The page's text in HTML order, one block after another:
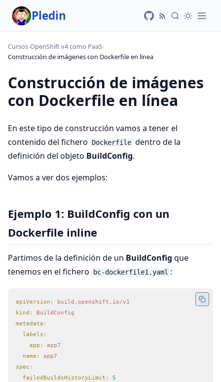
Pledin
Cursos›OpenShift v4 como PaaS›
Construcción de imágenes con Dockerfile en línea
Construcción de imágenes
con Dockerfile en línea
En este tipo de construcción vamos a tener el
contenido del fichero
Dockerfile dentro de la
definición del objeto BuildConfig.
Vamos a ver dos ejemplos:
Ejemplo 1: BuildConfig con un
Dockerfile inline
Partimos de la definición de un BuildConfig que
tenemos en el fichero
bc-dockerfile1.yaml :
apiVersion :
build.openshift.io/v1
kind :
BuildConfig
metadata :
  labels
:
    app
:
app7
  name
:
app7
spec :
  failedBuildsHistoryLimit
:
5